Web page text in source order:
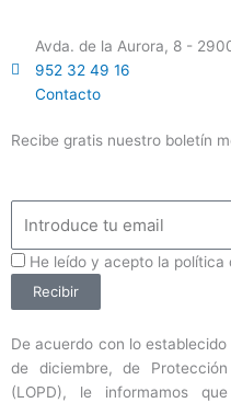
Avda. de la Aurora, 8 -
952 32 49 16
Contacto
Recibe gratis nuestro boletín
ProteccionDatos
He leído y acepto la
Recibir
De acuerdo con lo
de diciembre, de
(LOPD), le informamos